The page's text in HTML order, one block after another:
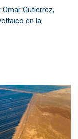
Gutiérrez,
en la